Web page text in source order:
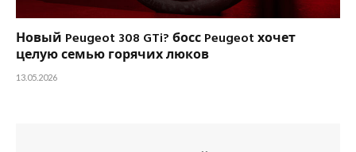
Новый Peugeot 308 GTi? босс Peugeot хочет
целую семью горячих люков
13.05.2026